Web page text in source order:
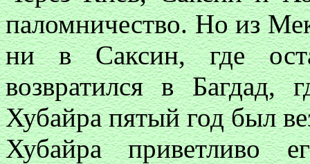
паломничество. Но из
ни в Саксин, где
возвратился в Багдад,
Хубайра пятый год был
Хубайра приветливо